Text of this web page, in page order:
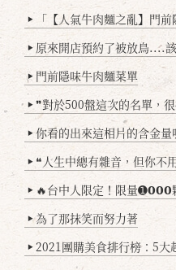
▶ 「【人氣牛肉麵之亂】門前隱味
▶ 原來開店預約了被放鳥....
▶ 門前隱味牛肉麵菜單
▶ ❞對於500盤這次的名單，
▶ 你看的出來這相片的含金量
▶ ❝人生中總有雜音，但你不
▶ 🔥台中人限定！限量➊𝟬𝟬𝟬顆「阿伯手工啵啵魚卵爆
▶ 為了那抹笑而努力著
▶ 2021團購美食排行榜：5大超人